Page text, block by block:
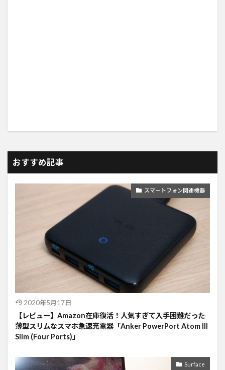
おすすめ記事
スマートフォン関連機器
2020年5月17日
【レビュー】Amazon在庫復活！人気すぎて入手困難だった
薄型スリムなスマホ急速充電器「Anker PowerPort Atom III
Slim (Four Ports)」
Surface